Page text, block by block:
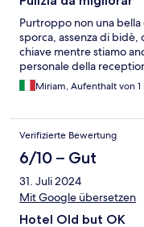
Purtroppo non una
sporca, assenza di
chiave mentre stiamo
personale della
Miriam, Aufenthalt von 1
Verifizierte Bewertung
6/10 – Gut
31. Juli 2024
Mit Google übersetzen
Hotel Old but OK